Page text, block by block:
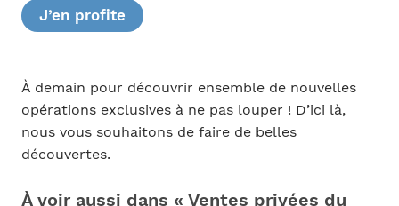
J’en profite
À demain pour découvrir ensemble de nouvelles
opérations exclusives à ne pas louper ! D’ici là,
nous vous souhaitons de faire de belles
découvertes.
À voir aussi dans « Ventes privées du